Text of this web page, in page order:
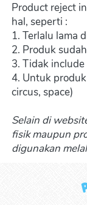
Product reject
hal, seperti :
1. Terlalu lama
2. Produk
3. Tidak
4. Untuk
circus, space)
Selain di
fisik maupun
digunakan